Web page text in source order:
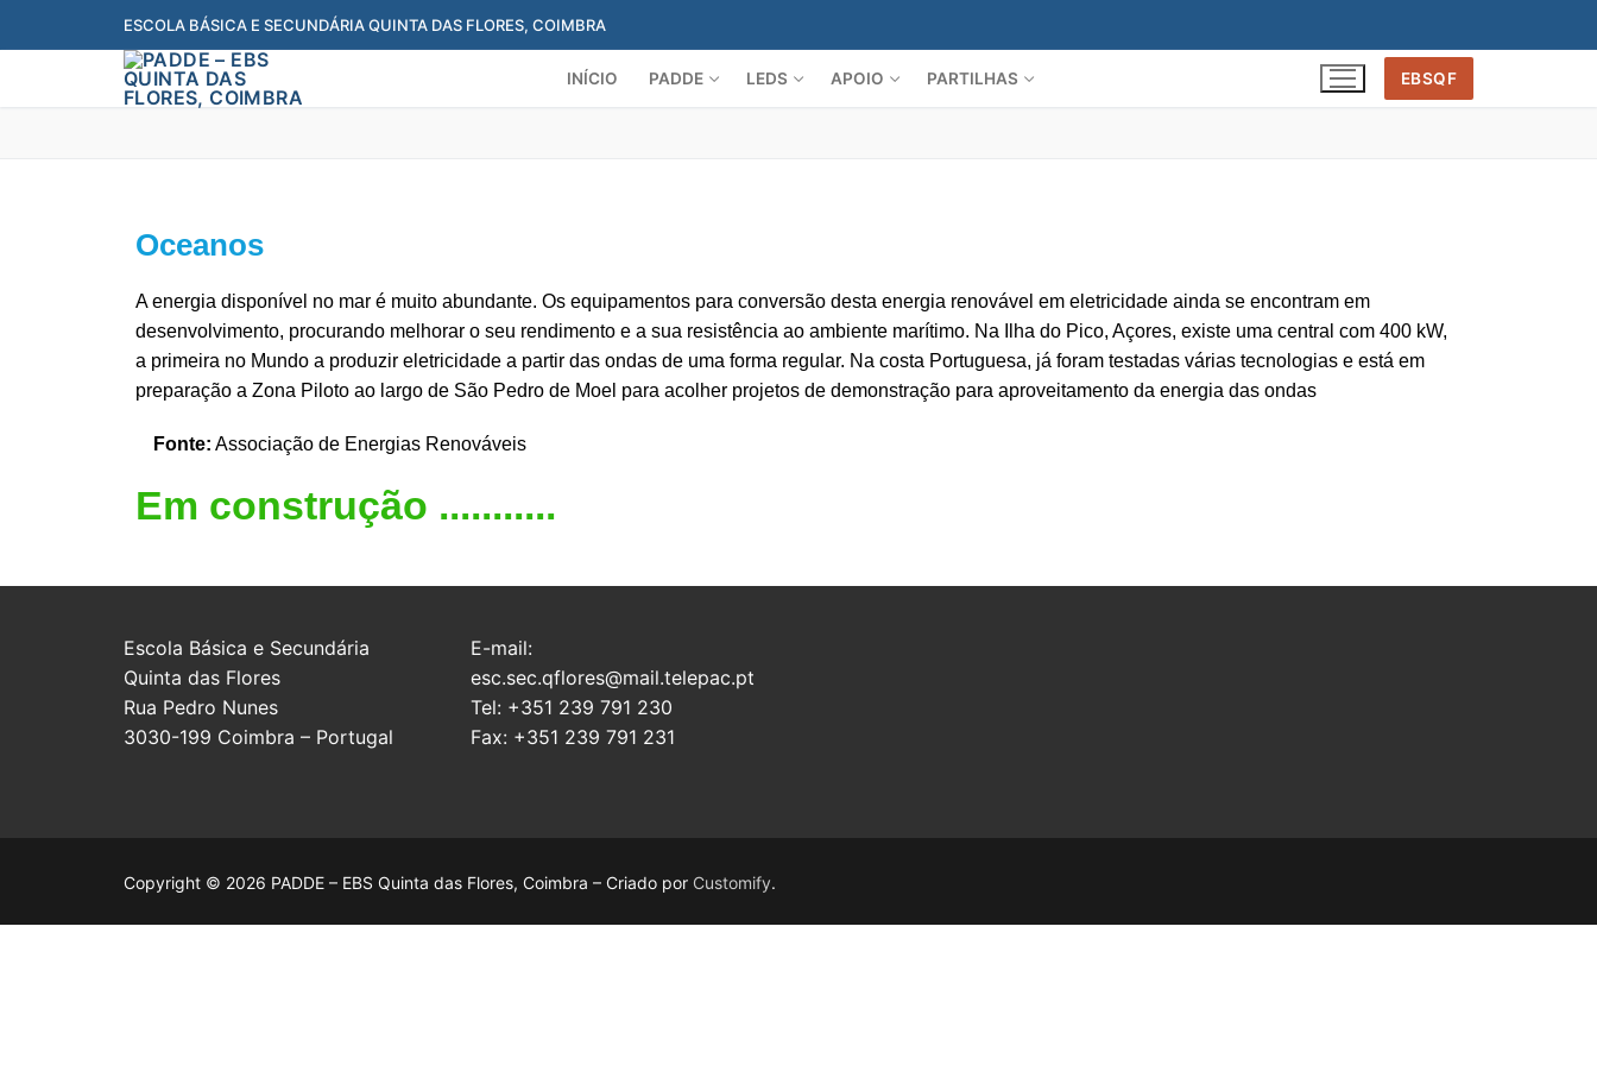
ESCOLA BÁSICA E SECUNDÁRIA QUINTA DAS FLORES, COIMBRA
INÍCIO PADDE LEDS APOIO PARTILHAS EBSQF
Oceanos
A energia disponível no mar é muito abundante. Os equipamentos para conversão desta energia renovável em eletricidade ainda se encontram em
desenvolvimento, procurando melhorar o seu rendimento e a sua resistência ao ambiente marítimo. Na Ilha do Pico, Açores, existe uma central com 400 kW,
a primeira no Mundo a produzir eletricidade a partir das ondas de uma forma regular. Na costa Portuguesa, já foram testadas várias tecnologias e está em
preparação a Zona Piloto ao largo de São Pedro de Moel para acolher projetos de demonstração para aproveitamento da energia das ondas
Fonte: Associação de Energias Renováveis
Em construção ...........
Escola Básica e Secundária
Quinta das Flores
Rua Pedro Nunes
3030-199 Coimbra – Portugal
E-mail:
esc.sec.qflores@mail.telepac.pt
Tel: +351 239 791 230
Fax: +351 239 791 231
Copyright © 2026 PADDE – EBS Quinta das Flores, Coimbra – Criado por Customify.